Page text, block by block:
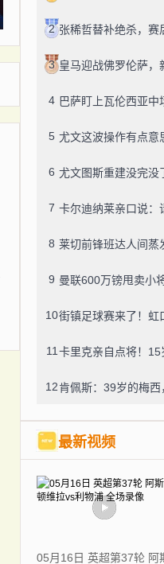
2
3
4
5
6
7
8
9
10街镇足球赛来了！虹
11
12肯佩斯：39岁的梅
最新视频
05月16日 英超第37轮 阿